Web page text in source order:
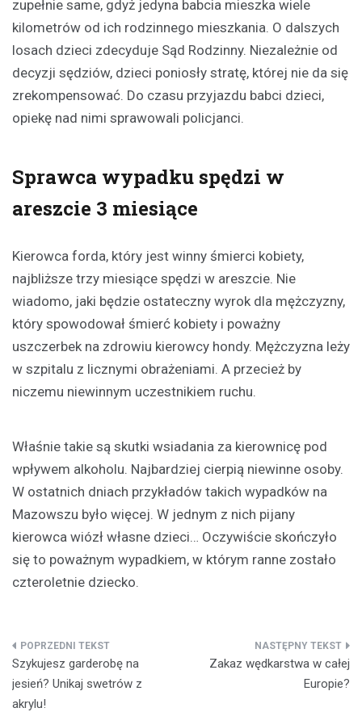
zupełnie same, gdyż jedyna babcia mieszka wiele
kilometrów od ich rodzinnego mieszkania. O dalszych
losach dzieci zdecyduje Sąd Rodzinny. Niezależnie od
decyzji sędziów, dzieci poniosły stratę, której nie da się
zrekompensować. Do czasu przyjazdu babci dzieci,
opiekę nad nimi sprawowali policjanci.
Sprawca wypadku spędzi w
areszcie 3 miesiące
Kierowca forda, który jest winny śmierci kobiety,
najbliższe trzy miesiące spędzi w areszcie. Nie
wiadomo, jaki będzie ostateczny wyrok dla mężczyzny,
który spowodował śmierć kobiety i poważny
uszczerbek na zdrowiu kierowcy hondy. Mężczyzna leży
w szpitalu z licznymi obrażeniami. A przecież by
niczemu niewinnym uczestnikiem ruchu.
Właśnie takie są skutki wsiadania za kierownicę pod
wpływem alkoholu. Najbardziej cierpią niewinne osoby.
W ostatnich dniach przykładów takich wypadków na
Mazowszu było więcej. W jednym z nich pijany
kierowca wiózł własne dzieci… Oczywiście skończyło
się to poważnym wypadkiem, w którym ranne zostało
czteroletnie dziecko.
Nawigacja
wpisu
Szykujesz garderobę na
jesień? Unikaj swetrów z
akrylu!
Zakaz wędkarstwa w całej
Europie?